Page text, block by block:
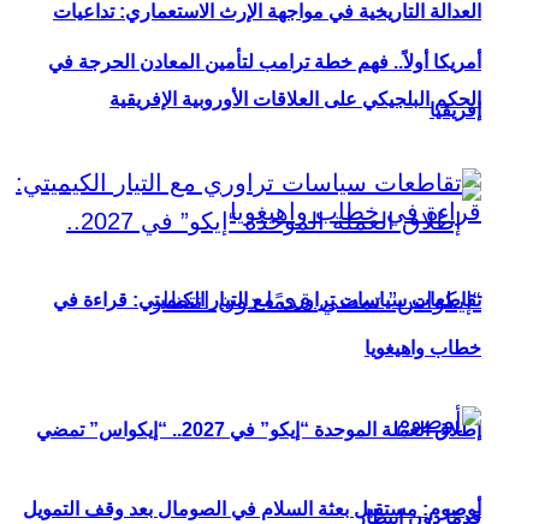
العدالة التاريخية في مواجهة الإرث الاستعماري: تداعيات
الحكم البلجيكي على العلاقات الأوروبية الإفريقية
إطلاق العملة الموحدة “إيكو” في 2027.. “إيكواس” تمضي
قدمًا دون انتظار
أمريكا أولاً.. فهم خطة ترامب لتأمين المعادن الحرجة في
إفريقيا
تقاطعات سياسات تراوري مع التيار الكيميتي: قراءة في
خطاب واهيغويا
أوصوم: مستقبل بعثة السلام في الصومال بعد وقف التمويل